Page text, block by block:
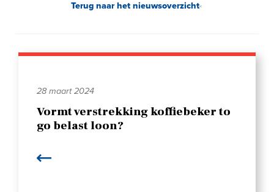
Terug naar het nieuwsoverzicht
28 maart 2024
Vormt verstrekking koffiebeker to
go belast loon?